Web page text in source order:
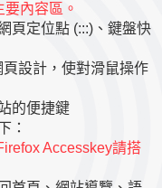
內容區。
頁定位點 (:::)、鍵盤快
設計，使對滑鼠操作
的便捷鍵
：
Accesskey請搭